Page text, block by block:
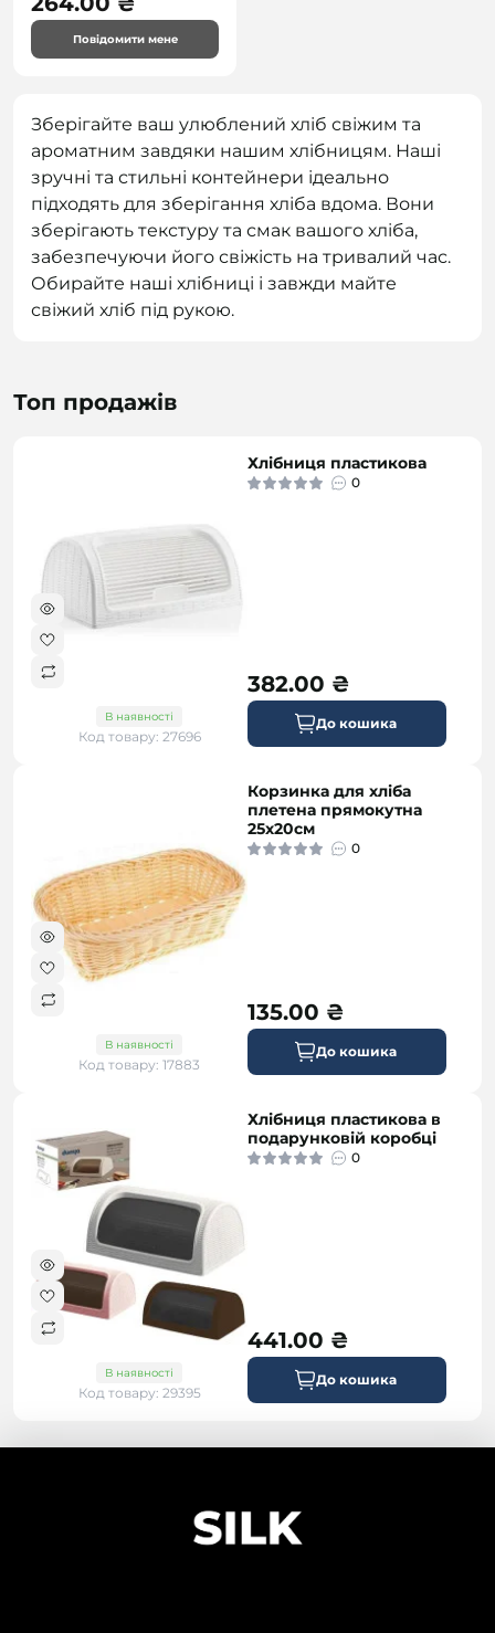
Повідомити мене
Зберігайте ваш улюблений хліб свіжим та
ароматним завдяки нашим хлібницям. Наші
зручні та стильні контейнери ідеально
підходять для зберігання хліба вдома. Вони
зберігають текстуру та смак вашого хліба,
забезпечуючи його свіжість на тривалий час.
Обирайте наші хлібниці і завжди майте
свіжий хліб під рукою.
Топ продажів
В наявності
Код товару: 27696
Хлібниця пластикова
0
382.00 ₴
До кошика
В наявності
Код товару: 17883
Корзинка для хліба
плетена прямокутна
25х20см
0
135.00 ₴
До кошика
В наявності
Код товару: 29395
Хлібниця пластикова в
подарунковій коробці
0
441.00 ₴
До кошика